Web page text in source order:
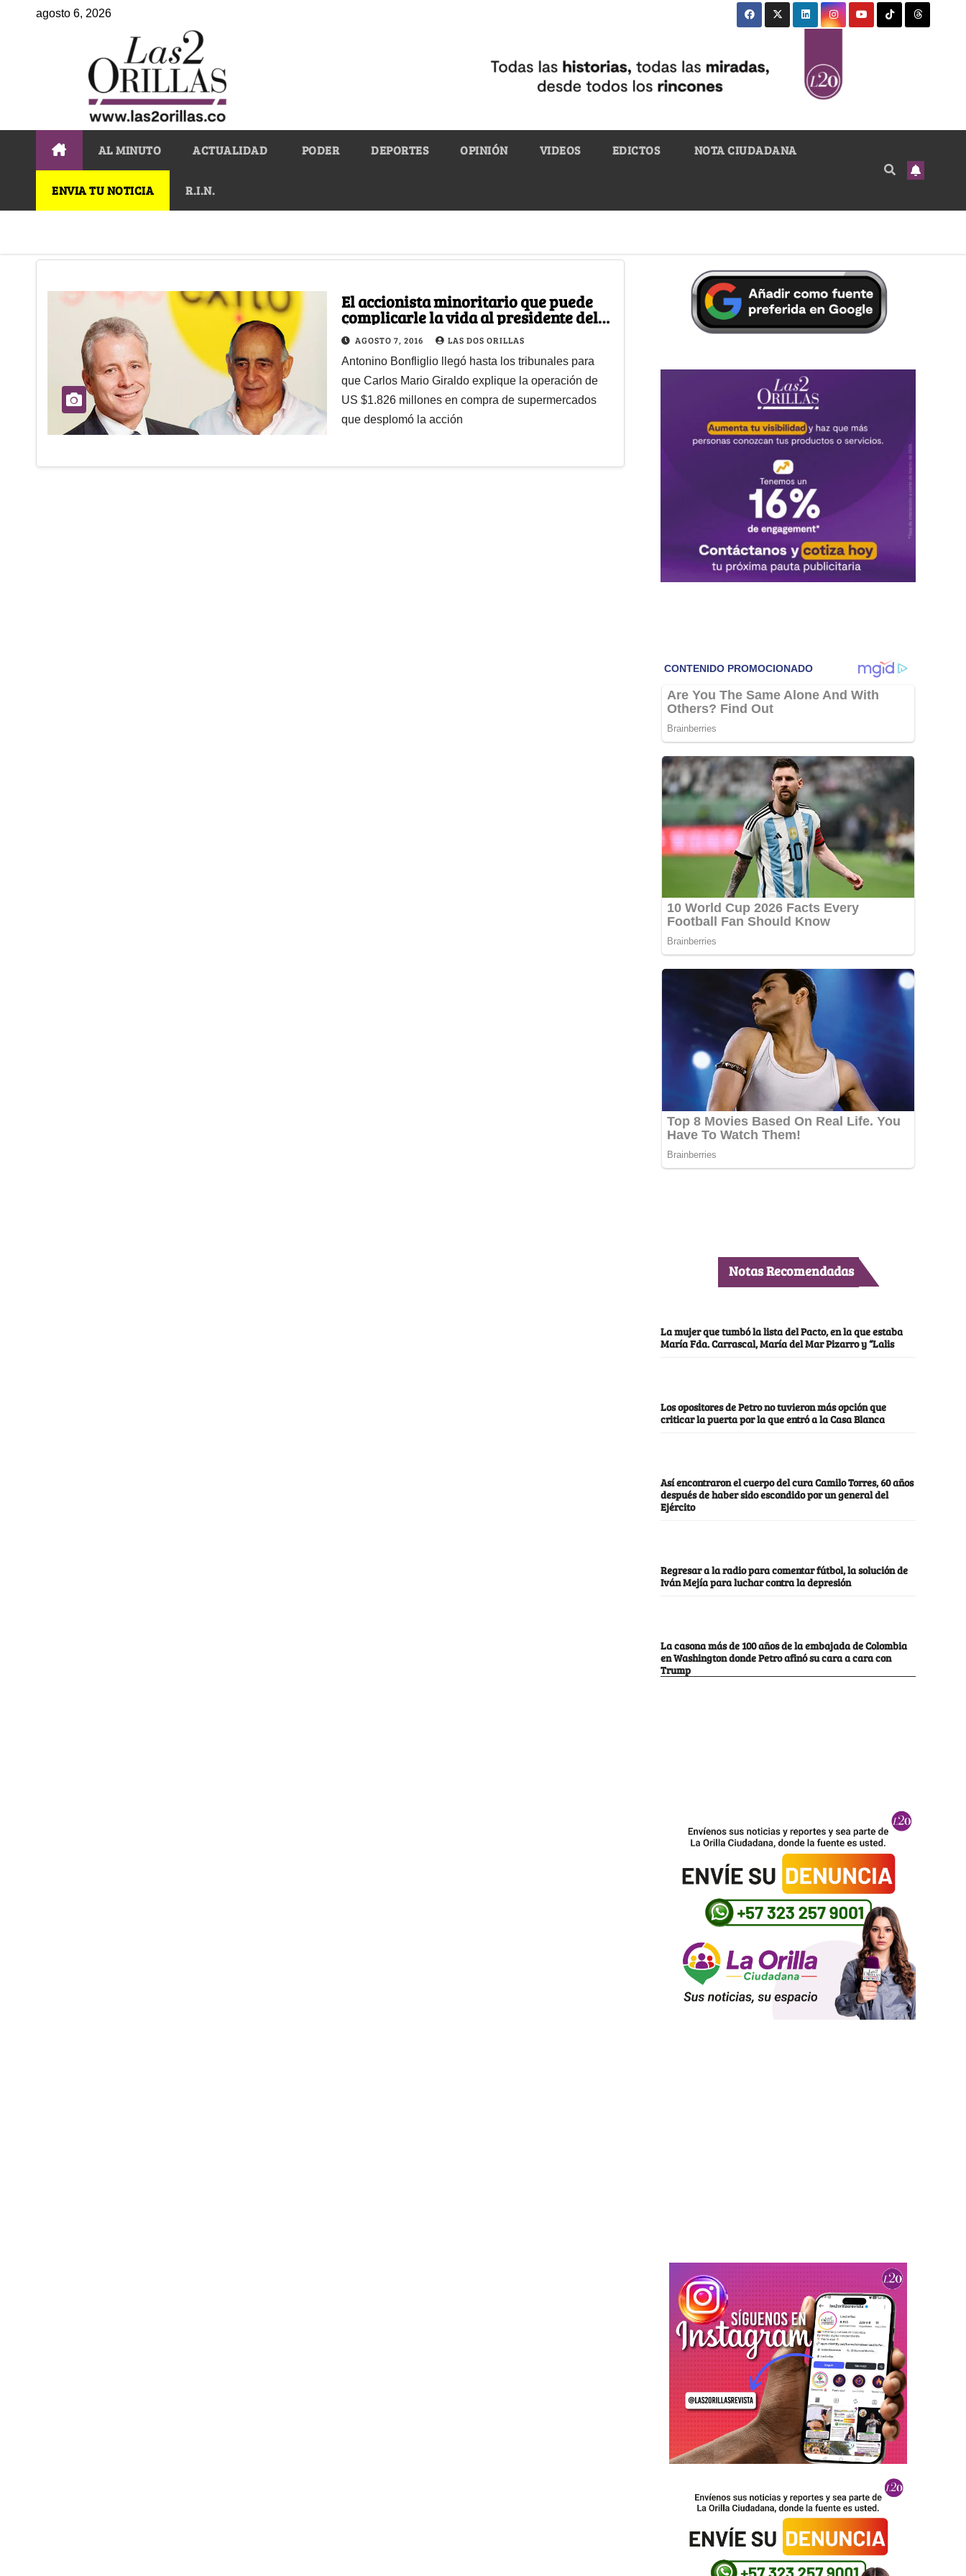
agosto 6, 2026
AL MINUTO ACTUALIDAD PODER DEPORTES OPINIÓN VIDEOS EDICTOS NOTA CIUDADANA
ENVIA TU NOTICIA R.I.N.
El accionista minoritario que puede
complicarle la vida al presidente del
Éxito
AGOSTO 7, 2016 LAS DOS ORILLAS
Antonino Bonfliglio llegó hasta los tribunales para
que Carlos Mario Giraldo explique la operación de
US $1.826 millones en compra de supermercados
que desplomó la acción
Notas Recomendadas
La mujer que tumbó la lista del Pacto, en la que estaba
María Fda. Carrascal, María del Mar Pizarro y “Lalis
Los opositores de Petro no tuvieron más opción que
criticar la puerta por la que entró a la Casa Blanca
Así encontraron el cuerpo del cura Camilo Torres, 60 años
después de haber sido escondido por un general del
Ejército
Regresar a la radio para comentar fútbol, la solución de
Iván Mejía para luchar contra la depresión
La casona más de 100 años de la embajada de Colombia
en Washington donde Petro afinó su cara a cara con
Trump